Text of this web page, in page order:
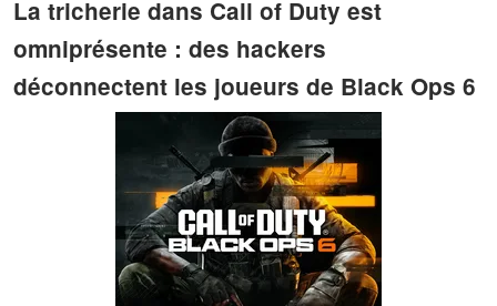
La tricherie dans Call of Duty est
omniprésente : des hackers
déconnectent les joueurs de Black Ops 6